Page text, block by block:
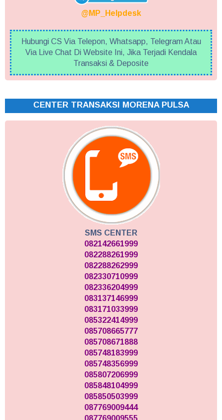
@MP_Helpdesk
Hubungi CS Via Telepon, Whatsapp, Telegram Atau
Via Live Chat Di Website Ini, Jika Terjadi Kendala
Transaksi & Deposite
CENTER TRANSAKSI MORENA PULSA
SMS CENTER
082142661999
082288261999
082288262999
082330710999
082336204999
083137146999
083171033999
085322414999
085708665777
085708671888
085748183999
085748356999
085807206999
085848104999
085850503999
087769009444